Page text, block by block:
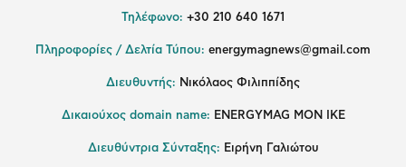
Τηλέφωνο: +30 210 640 1671
Πληροφορίες / Δελτία Τύπου: energymagnews@gmail.com
Διευθυντής: Νικόλαος Φιλιππίδης
Δικαιούχος domain name: ENERGYMAG ΜΟΝ ΙΚΕ
Διευθύντρια Σύνταξης: Ειρήνη Γαλιώτου